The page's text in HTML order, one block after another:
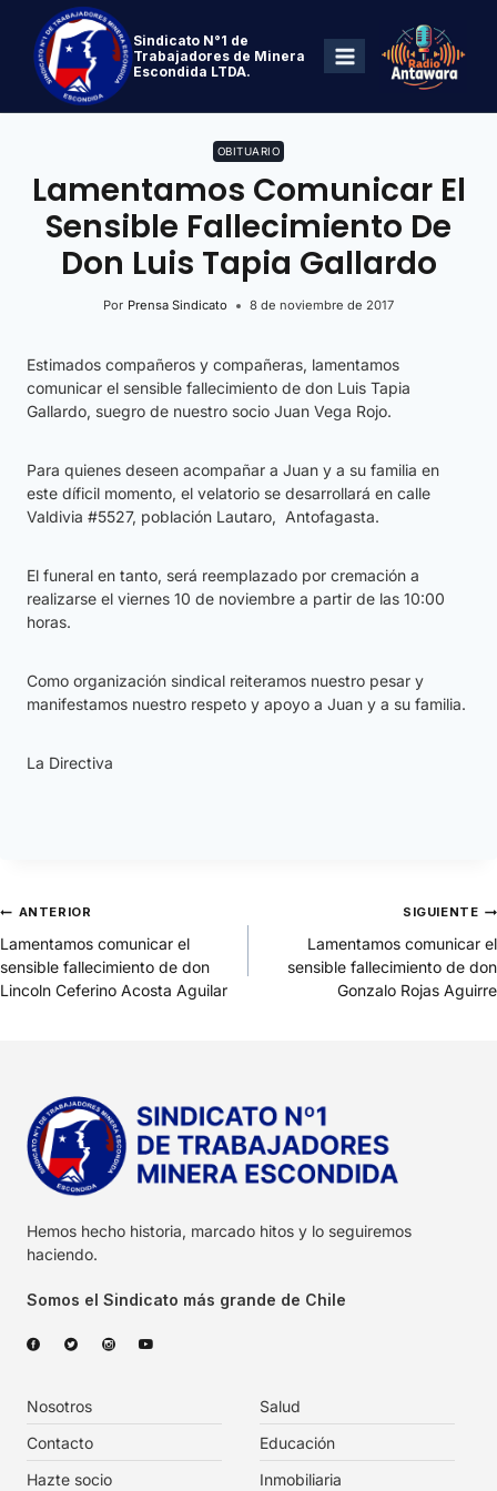
Sindicato N°1 de
Trabajadores de Minera
Escondida LTDA.
OBITUARIO
Lamentamos Comunicar El
Sensible Fallecimiento De
Don Luis Tapia Gallardo
Por Prensa Sindicato 8 de noviembre de 2017
Estimados compañeros y compañeras, lamentamos
comunicar el sensible fallecimiento de don Luis Tapia
Gallardo, suegro de nuestro socio Juan Vega Rojo.
Para quienes deseen acompañar a Juan y a su familia en
este díficil momento, el velatorio se desarrollará en calle
Valdivia #5527, población Lautaro, Antofagasta.
El funeral en tanto, será reemplazado por cremación a
realizarse el viernes 10 de noviembre a partir de las 10:00
horas.
Como organización sindical reiteramos nuestro pesar y
manifestamos nuestro respeto y apoyo a Juan y a su familia.
La Directiva
ANTERIOR
Lamentamos comunicar el
sensible fallecimiento de don
Lincoln Ceferino Acosta Aguilar
SIGUIENTE
Lamentamos comunicar el
sensible fallecimiento de don
Gonzalo Rojas Aguirre
Hemos hecho historia, marcado hitos y lo seguiremos
haciendo.
Somos el Sindicato más grande de Chile
Nosotros
Contacto
Hazte socio
Salud
Educación
Inmobiliaria